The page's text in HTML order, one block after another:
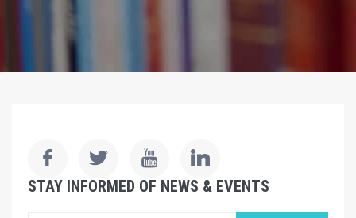
STAY INFORMED OF NEWS & EVENTS